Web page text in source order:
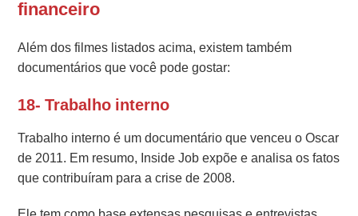
financeiro
Além dos filmes listados acima, existem também
documentários que você pode gostar:
18- Trabalho interno
Trabalho interno é um documentário que venceu o Oscar
de 2011. Em resumo, Inside Job expõe e analisa os fatos
que contribuíram para a crise de 2008.